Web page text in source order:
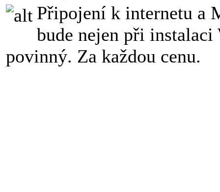
Připojení k internetu a
bude nejen při instalaci
povinný. Za každou cenu.